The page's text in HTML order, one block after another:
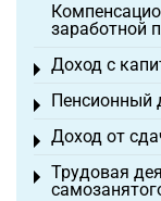
заработной
Доход с
Toggle menu
Пенсионный
Toggle menu
Доход от
Toggle menu
Трудовая
Toggle menu